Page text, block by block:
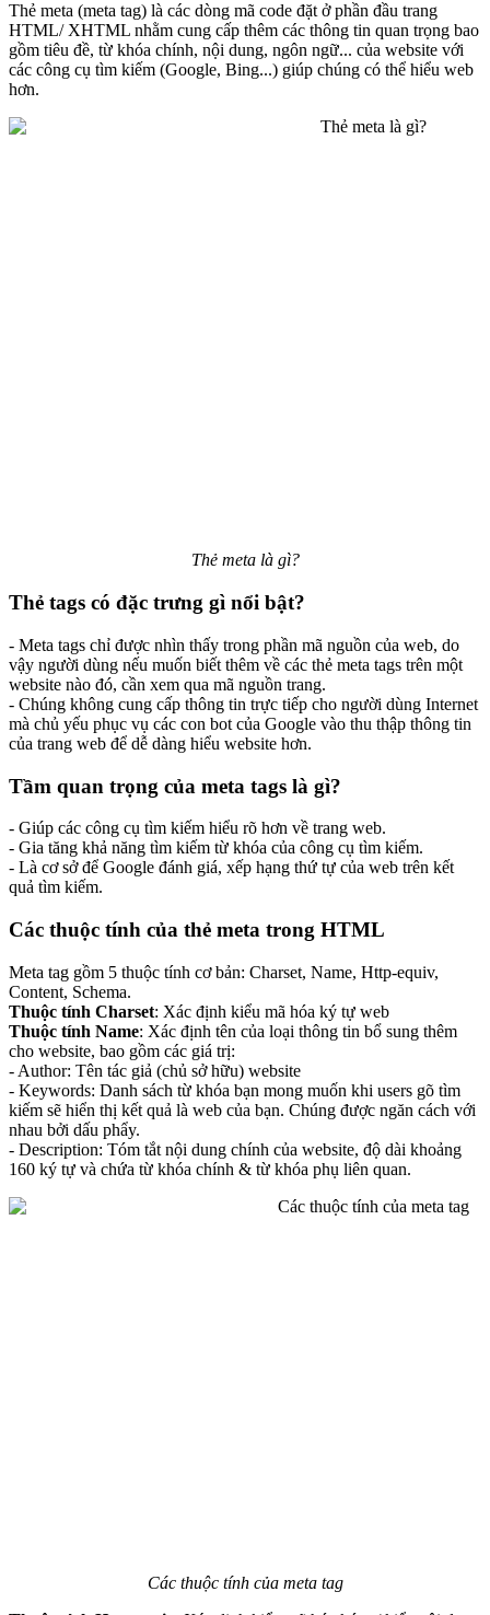
Thẻ meta (meta tag) là các dòng mã code đặt ở phần đầu trang
HTML/ XHTML nhằm cung cấp thêm các thông tin quan trọng bao
gồm tiêu đề, từ khóa chính, nội dung, ngôn ngữ... của website với
các công cụ tìm kiếm (Google, Bing...) giúp chúng có thể hiểu web
hơn.
Thẻ meta là gì?
Thẻ tags có đặc trưng gì nổi bật?
- Meta tags chỉ được nhìn thấy trong phần mã nguồn của web, do
vậy người dùng nếu muốn biết thêm về các thẻ meta tags trên một
website nào đó, cần xem qua mã nguồn trang.
- Chúng không cung cấp thông tin trực tiếp cho người dùng Internet
mà chủ yếu phục vụ các con bot của Google vào thu thập thông tin
của trang web để dễ dàng hiểu website hơn.
Tầm quan trọng của meta tags là gì?
- Giúp các công cụ tìm kiếm hiểu rõ hơn về trang web.
- Gia tăng khả năng tìm kiếm từ khóa của công cụ tìm kiếm.
- Là cơ sở để Google đánh giá, xếp hạng thứ tự của web trên kết
quả tìm kiếm.
Các thuộc tính của thẻ meta trong HTML
Meta tag gồm 5 thuộc tính cơ bản: Charset, Name, Http-equiv,
Content, Schema.
Thuộc tính Charset: Xác định kiểu mã hóa ký tự web
Thuộc tính Name: Xác định tên của loại thông tin bổ sung thêm
cho website, bao gồm các giá trị:
- Author: Tên tác giả (chủ sở hữu) website
- Keywords: Danh sách từ khóa bạn mong muốn khi users gõ tìm
kiếm sẽ hiển thị kết quả là web của bạn. Chúng được ngăn cách với
nhau bởi dấu phẩy.
- Description: Tóm tắt nội dung chính của website, độ dài khoảng
160 ký tự và chứa từ khóa chính & từ khóa phụ liên quan.
Các thuộc tính của meta tag